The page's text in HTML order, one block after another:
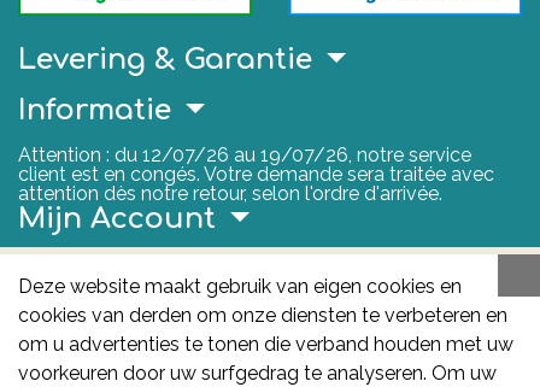
Levering & Garantie
Deze website maakt gebruik van eigen cookies en
cookies van derden om onze diensten te verbeteren en
om u advertenties te tonen die verband houden met uw
voorkeuren door uw surfgedrag te analyseren. Om uw
Informatie
Attention : du 12/07/26 au 19/07/26, notre service
client est en congés. Votre demande sera traitée avec
attention dès notre retour, selon l'ordre d'arrivée.
Mijn Account
Nuttige Links
FAGG
Het FAGG is de bevoegde autoriteit voor